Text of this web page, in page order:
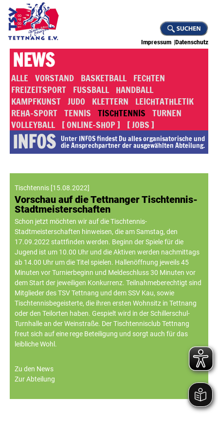
Impressum Datenschutz
NEWS
ALLE VORSTAND BASKETBALL FECHTEN
FREIZEITSPORT FUSSBALL HANDBALL
KAMPFKUNST JUDO KLETTERN
LEICHTATHLETIK
REHA-SPORT TENNIS TISCHTENNIS TURNEN
VOLLEYBALL [ ONLINE-SHOP ] [ JOBS ]
INFOS Unter INFOS findest Du alles or­ga­ni­sa­to­rische und
die An­sprech­part­ner der ausgewählten Abteilung.
Tischtennis [15.08.2022]
Vorschau auf die Tettnanger Tischtennis-
Stadtmeisterschaften
Schon jetzt möchten wir auf die Tischtennis-
Stadtmeisterschaften hinweisen, die am Samstag, den
17.09.2022 stattfinden werden. Beginn der Spiele für die
Jugend ist um 10.00 Uhr und die Aktiven werden nachmittags
ab 14.00 Uhr um die Titel spielen. Hallenöffnung jeweils 45
Minuten vor Turnierbeginn und Meldeschluss 30 Minuten vor
dem Start der jeweiligen Konkurrenz. Teilnahmeberechtigt sind
Mitglieder des TSV Tettnang und dem SSV Kau, sowie
Tischtennisbegeisterte, die ihren ersten Wohnsitz in Tettnang
oder den Teilorten haben. Gespielt wird in der Schillerschul-
Turnhalle an der Weinstraße. Der Tischtennisclub Tettnang
freut sich auf eine rege Beteiligung und sorgt auch für das
leibliche Wohl.
Zu den News
Zur Abteilung